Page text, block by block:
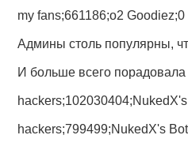
my fans;661186;o2 Goodiez;0
Админы столь популярны,
И больше всего порадовала
hackers;799499;NukedX's